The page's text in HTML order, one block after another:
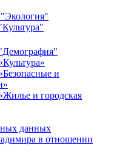
и
и городская
данных
в отношении